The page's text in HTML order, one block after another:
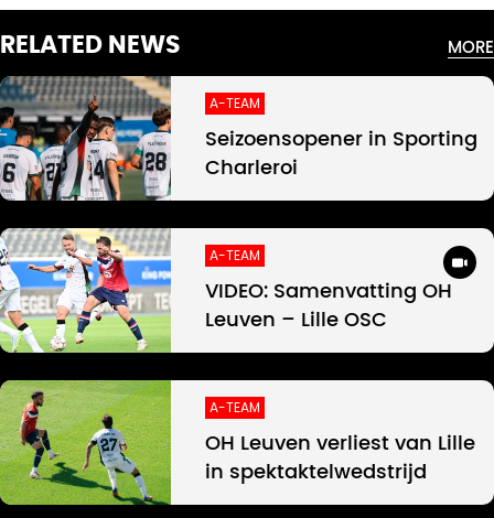
RELATED NEWS MORE
A-TEAM
Seizoensopener in Sporting
Charleroi
A-TEAM
VIDEO: Samenvatting OH
Leuven – Lille OSC
A-TEAM
OH Leuven verliest van Lille
in spektaktelwedstrijd